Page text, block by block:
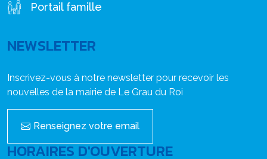
Portail famille
NEWSLETTER
Inscrivez-vous à notre newsletter pour recevoir les
nouvelles de la mairie de Le Grau du Roi
Renseignez votre email
HORAIRES D'OUVERTURE